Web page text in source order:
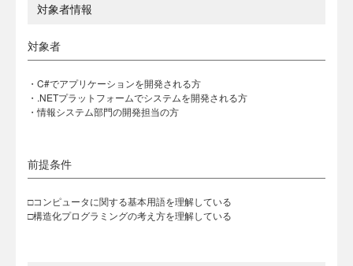
対象者情報
対象者
・C#でアプリケーションを開発される方
・.NETプラットフォームでシステムを開発される方
・情報システム部門の開発担当の方
前提条件
□コンピュータに関する基本用語を理解している
□構造化プログラミングの考え方を理解している